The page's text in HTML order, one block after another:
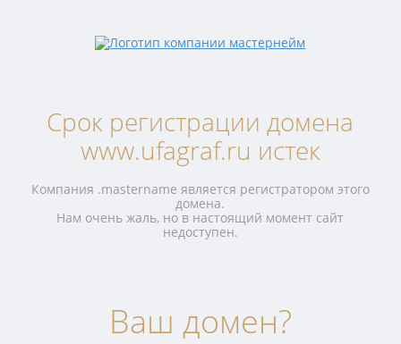
Срок регистрации домена
www.ufagraf.ru истек
Компания .mastername является регистратором этого
домена.
Нам очень жаль, но в настоящий момент сайт
недоступен.
Ваш домен?